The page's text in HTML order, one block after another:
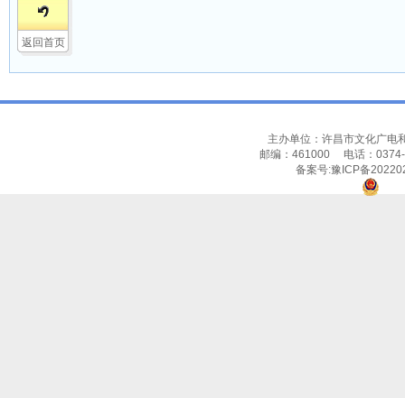
返回首页
主办单位：许昌市文化广
邮编：461000 电话：
备案号:豫ICP备